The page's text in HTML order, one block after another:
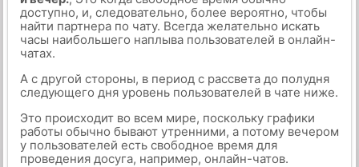
доступно, и, следовательно, более вероятно, чтобы
найти партнера по чату. Всегда желательно искать
часы наибольшего наплыва пользователей в онлайн-
чатах.
А с другой стороны, в период с рассвета до полудня
следующего дня уровень пользователей в чате ниже.
Это происходит во всем мире, поскольку графики
работы обычно бывают утренними, а потому вечером
у пользователей есть свободное время для
проведения досуга, например, онлайн-чатов.